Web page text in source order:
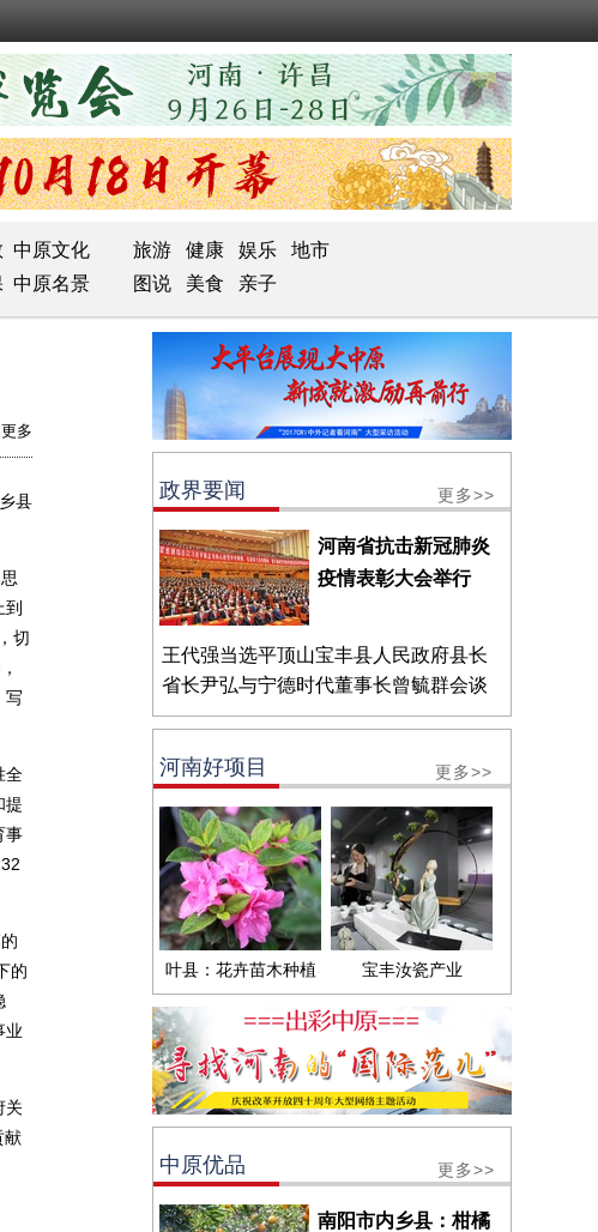
中原文化 旅游 健康 娱乐
地市
中原名景 图说 美食 亲子
更多
县
切
写
全
提
事
的
业
关
献
政界要闻 更多>>
河南省抗击新冠肺炎
疫情表彰大会举行
王代强当选平顶山宝丰县人民政府县长
省长尹弘与宁德时代董事长曾毓群会谈
河南好项目 更多>>
叶县：花卉苗木种植 宝丰汝瓷产业
中原优品 更多>>
南阳市内乡县：柑橘